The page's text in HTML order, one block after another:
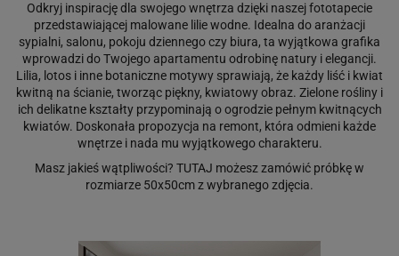
Odkryj inspirację dla swojego wnętrza dzięki naszej fototapecie
przedstawiającej malowane lilie wodne. Idealna do aranżacji
sypialni, salonu, pokoju dziennego czy biura, ta wyjątkowa grafika
wprowadzi do Twojego apartamentu odrobinę natury i elegancji.
Lilia, lotos i inne botaniczne motywy sprawiają, że każdy liść i kwiat
kwitną na ścianie, tworząc piękny, kwiatowy obraz. Zielone rośliny i
ich delikatne kształty przypominają o ogrodzie pełnym kwitnących
kwiatów. Doskonała propozycja na remont, która odmieni każde
wnętrze i nada mu wyjątkowego charakteru.
Masz jakieś wątpliwości? TUTAJ możesz zamówić próbkę w
rozmiarze 50x50cm z wybranego zdjęcia.